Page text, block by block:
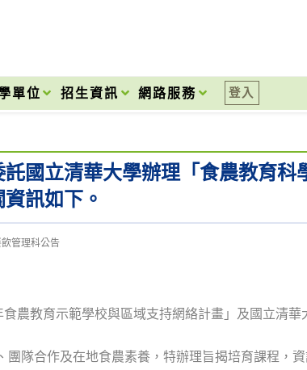
單位 招生資訊 網路服務 登入
託國立清華大學辦理「食農教育
訊如下。
管理科公告
農教育示範學校與區域支持網絡計畫」及國立清
團隊合作及在地食農素養，特辦理旨揭培育課程，資